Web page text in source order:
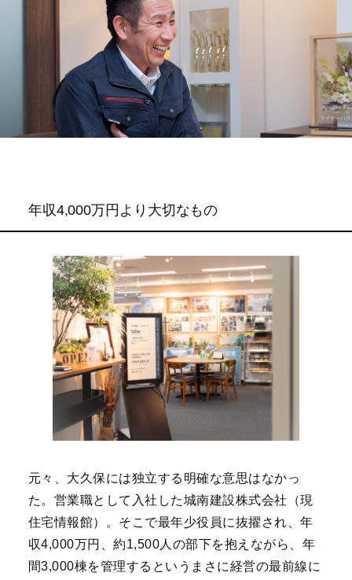
年収4,000万円より大切なもの
元々、大久保には独立する明確な意思はなかっ
た。営業職として入社した城南建設株式会社（現
住宅情報館）。そこで最年少役員に抜擢され、年
収4,000万円、約1,500人の部下を抱えながら、年
間3,000棟を管理するというまさに経営の最前線に